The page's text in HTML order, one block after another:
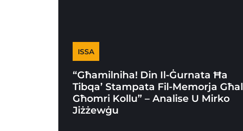
ISSA
“Għamilniha! Din Il-Ġurnata Ħa
Tibqa’ Stampata Fil-Memorja Għal
Għomri Kollu” – Analise U Mirko
Jiżżewġu